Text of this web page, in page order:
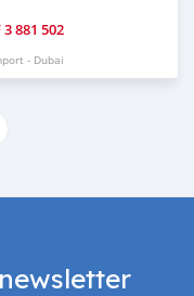
3 881 502
- Dubai